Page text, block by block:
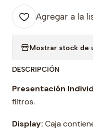
Agregar a la
Mostrar stock de
DESCRIPCIÓN
Presentación
filtros.
Display: Caja